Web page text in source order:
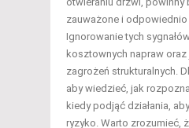
zauważone i odpowiednio
Ignorowanie tych
kosztownych napraw
zagrożeń strukturalnych.
aby wiedzieć, jak
kiedy podjąć działania,
ryzyko. Warto zrozumieć,